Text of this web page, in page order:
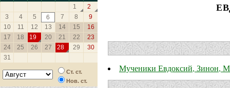
1
2
3
4 5 6 7 8
9
10
11 12 13 14 15
16
17
18 19 20 21 22
23
24
25 26 27 28 29
30
31
Ст. ст.
Нов. ст.
Мученики Евдоксий, Зинон,